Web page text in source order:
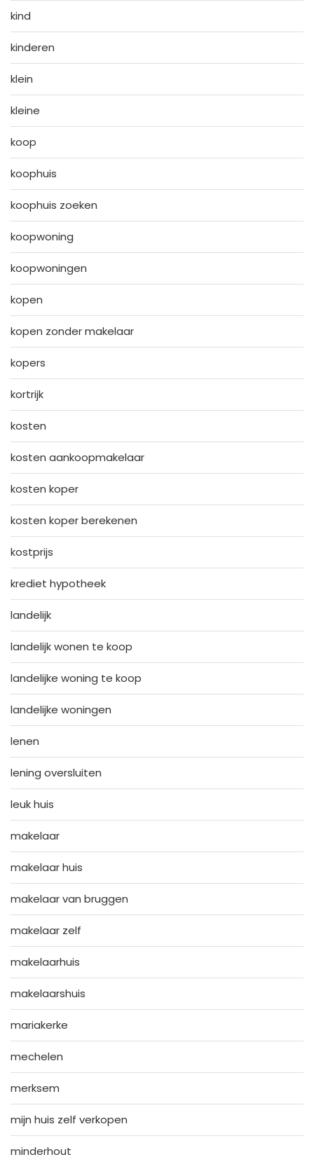
kind
kinderen
klein
kleine
koop
koophuis
koophuis zoeken
koopwoning
koopwoningen
kopen
kopen zonder makelaar
kopers
kortrijk
kosten
kosten aankoopmakelaar
kosten koper
kosten koper berekenen
kostprijs
krediet hypotheek
landelijk
landelijk wonen te koop
landelijke woning te koop
landelijke woningen
lenen
lening oversluiten
leuk huis
makelaar
makelaar huis
makelaar van bruggen
makelaar zelf
makelaarhuis
makelaarshuis
mariakerke
mechelen
merksem
mijn huis zelf verkopen
minderhout